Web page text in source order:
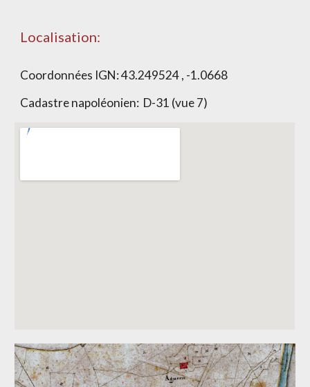
Localisation:
Coordonnées IGN:43.249524 , -1.0668
Cadastre napoléonien: D-31 (vue 7)